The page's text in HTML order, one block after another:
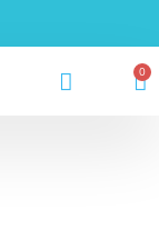
0